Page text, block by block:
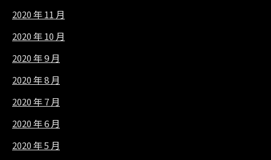
2020 年 11 月
2020 年 10 月
2020 年 9 月
2020 年 8 月
2020 年 7 月
2020 年 6 月
2020 年 5 月